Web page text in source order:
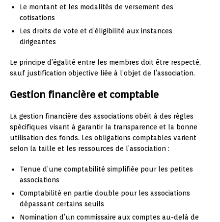
Le montant et les modalités de versement des
cotisations
Les droits de vote et d’éligibilité aux instances
dirigeantes
Le principe d’égalité entre les membres doit être respecté,
sauf justification objective liée à l’objet de l’association.
Gestion financière et comptable
La gestion financière des associations obéit à des règles
spécifiques visant à garantir la transparence et la bonne
utilisation des fonds. Les obligations comptables varient
selon la taille et les ressources de l’association :
Tenue d’une comptabilité simplifiée pour les petites
associations
Comptabilité en partie double pour les associations
dépassant certains seuils
Nomination d’un commissaire aux comptes au-delà de